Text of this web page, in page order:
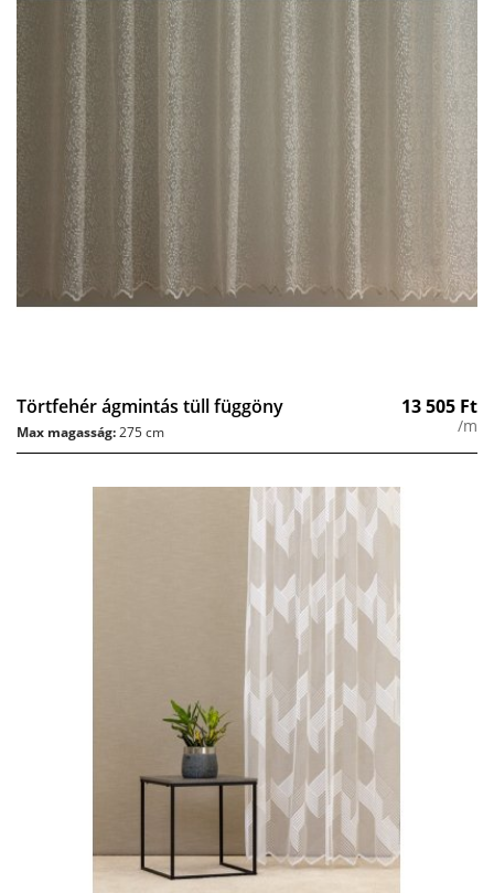
Törtfehér ágmintás tüll függöny 13 505 Ft
/m
Max magasság:275 cm